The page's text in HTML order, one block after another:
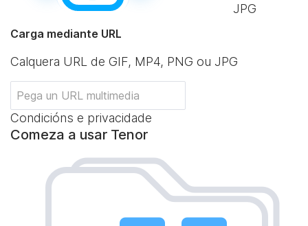
JPG
Carga mediante URL
Calquera URL de GIF, MP4, PNG ou JPG
Condicións e privacidade
Comeza a usar Tenor